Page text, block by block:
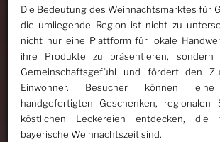
Die Bedeutung des Weihnachtsmarktes für
die umliegende Region ist nicht zu
nicht nur eine Plattform für lokale
ihre Produkte zu präsentieren,
Gemeinschaftsgefühl und fördert den
Einwohner. Besucher können
handgefertigten Geschenken, regionalen
köstlichen Leckereien entdecken,
bayerische Weihnachtszeit sind.